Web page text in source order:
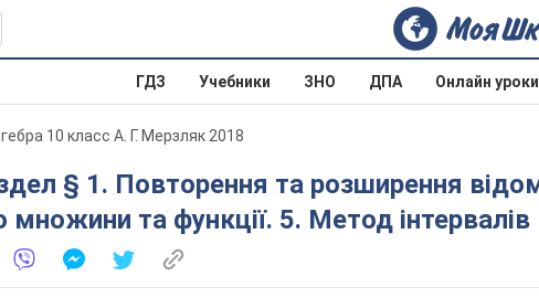
ГДЗ Учебники ЗНО ДПА Онлайн уроки
10 класс А. Г. Мерзляк 2018
множини та функції. 5. Метод інтервалів